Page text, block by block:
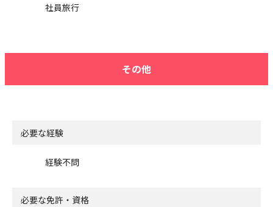
社員旅行
その他
必要な経験
経験不問
必要な免許・資格